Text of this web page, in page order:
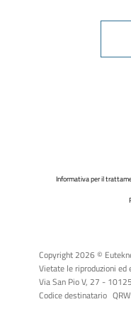
Informativa per il
Copyright 2026 ©
Vietate le riproduzioni
Via San Pio V, 27 -
Codice destinatario